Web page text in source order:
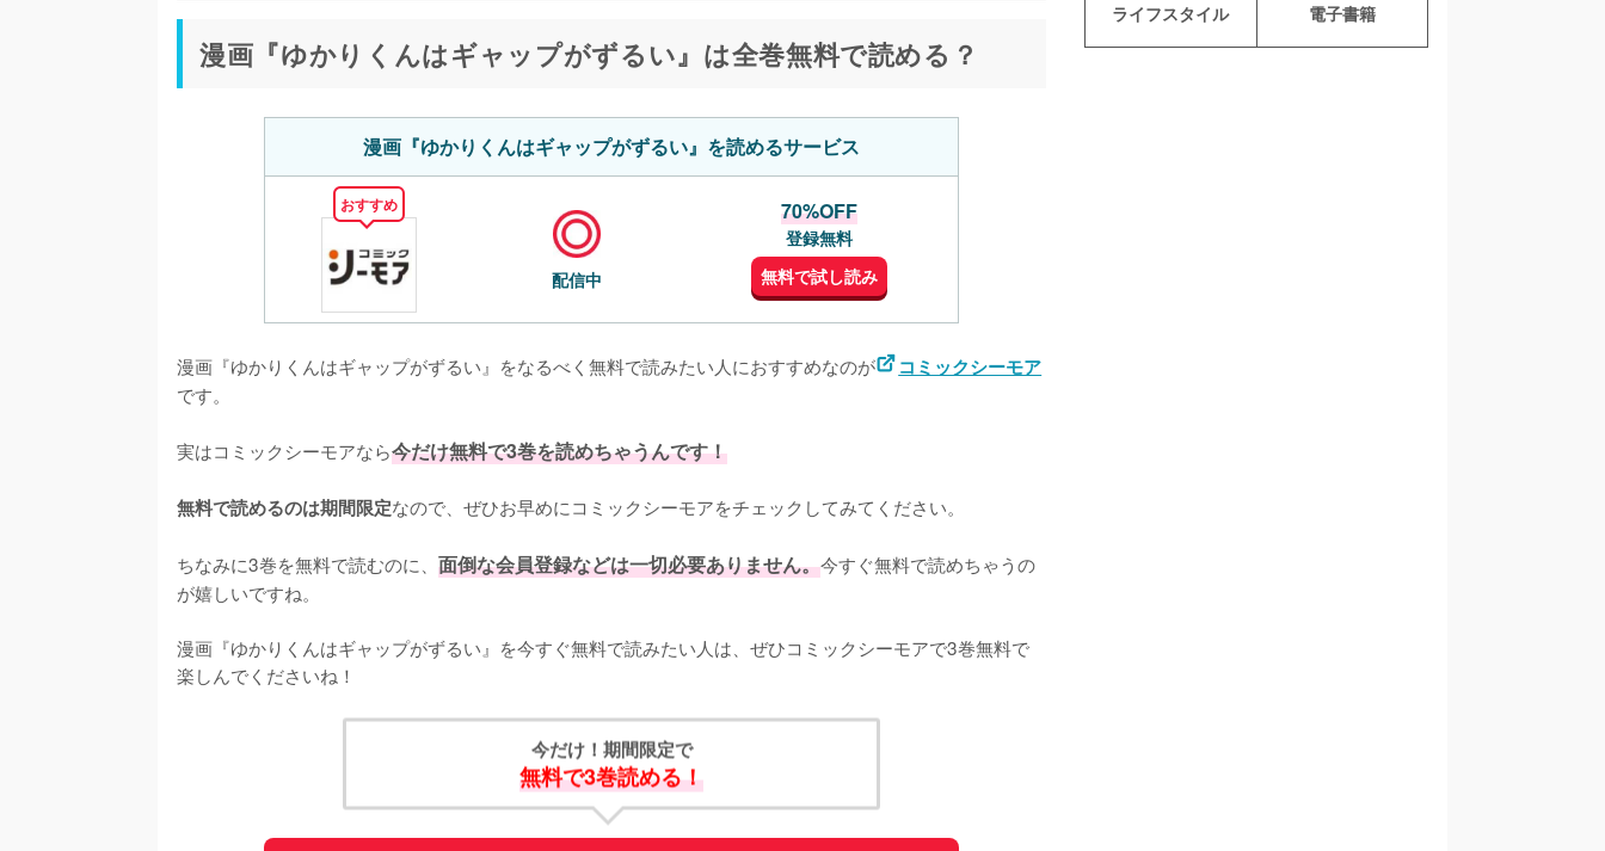
漫画『ゆかりくんはギャップがずるい』は全巻無料で読める？
漫画『ゆかりくんはギャップがずるい』を読めるサービス
おすすめ
配信中
70%OFF
登録無料
無料で試し読み
漫画『ゆかりくんはギャップがずるい』をなるべく無料で読みたい人におすすめなのが
コミックシーモア
です。
実はコミックシーモアなら今だけ無料で3巻を読めちゃうんです！
無料で読めるのは期間限定なので、ぜひお早めにコミックシーモアをチェックしてみてください。
ちなみに3巻を無料で読むのに、 面倒な会員登録などは一切必要ありません。今すぐ無料で読めちゃうの
が嬉しいですね。
漫画『ゆかりくんはギャップがずるい』を今すぐ無料で読みたい人は、ぜひコミックシーモアで3巻無料で
楽しんでくださいね！
今だけ！期間限定で
無料で3巻読める！
ライフスタイル 電子書籍